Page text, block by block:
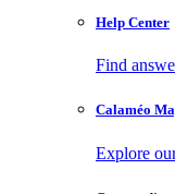
Help Center
Find
Calaméo
Explore